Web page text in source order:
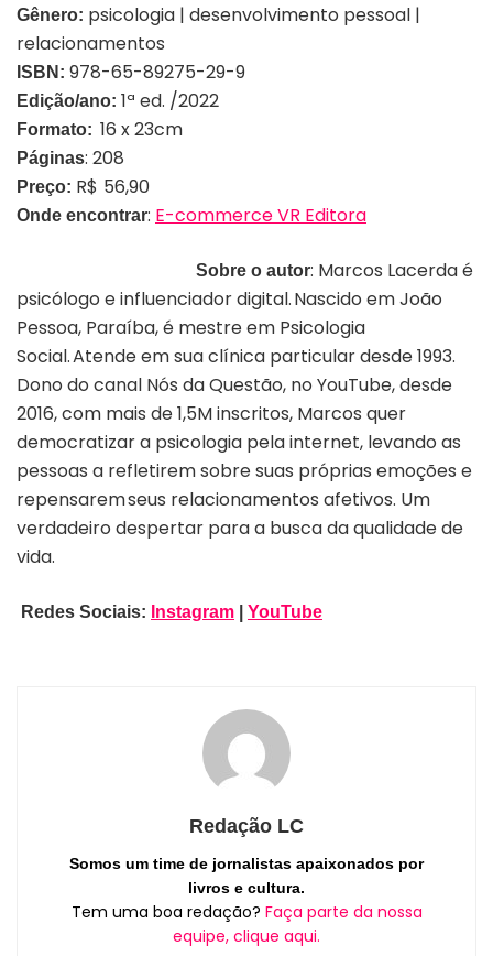
Gênero: psicologia | desenvolvimento pessoal |
relacionamentos
ISBN: 978-65-89275-29-9
Edição/ano: 1ª ed. /2022
Formato: 16 x 23cm
Páginas: 208
Preço: R$ 56,90
Onde encontrar: E-commerce VR Editora
Sobre o autor: Marcos Lacerda é
psicólogo e influenciador digital. Nascido em João
Pessoa, Paraíba, é mestre em Psicologia
Social. Atende em sua clínica particular desde 1993.
Dono do canal Nós da Questão, no YouTube, desde
2016, com mais de 1,5M inscritos, Marcos quer
democratizar a psicologia pela internet, levando as
pessoas a refletirem sobre suas próprias emoções e
repensarem seus relacionamentos afetivos. Um
verdadeiro despertar para a busca da qualidade de
vida.
Redes Sociais: Instagram YouTube
Redação LC
Somos um time de jornalistas apaixonados por
livros e cultura.
Tem uma boa redação? Faça parte da nossa
equipe, clique aqui.